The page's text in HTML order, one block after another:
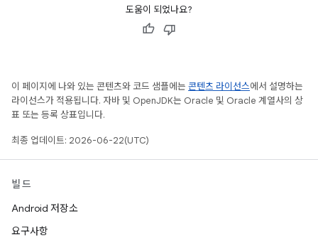
도움이 되었나요?
이 페이지에 나와 있는 콘텐츠와 코드 샘플에는 콘텐츠 라이선스에서 설명하는
라이선스가 적용됩니다. 자바 및 OpenJDK는 Oracle 및 Oracle 계열사의 상
표 또는 등록 상표입니다.
최종 업데이트: 2026-06-22(UTC)
빌드
Android 저장소
요구사항